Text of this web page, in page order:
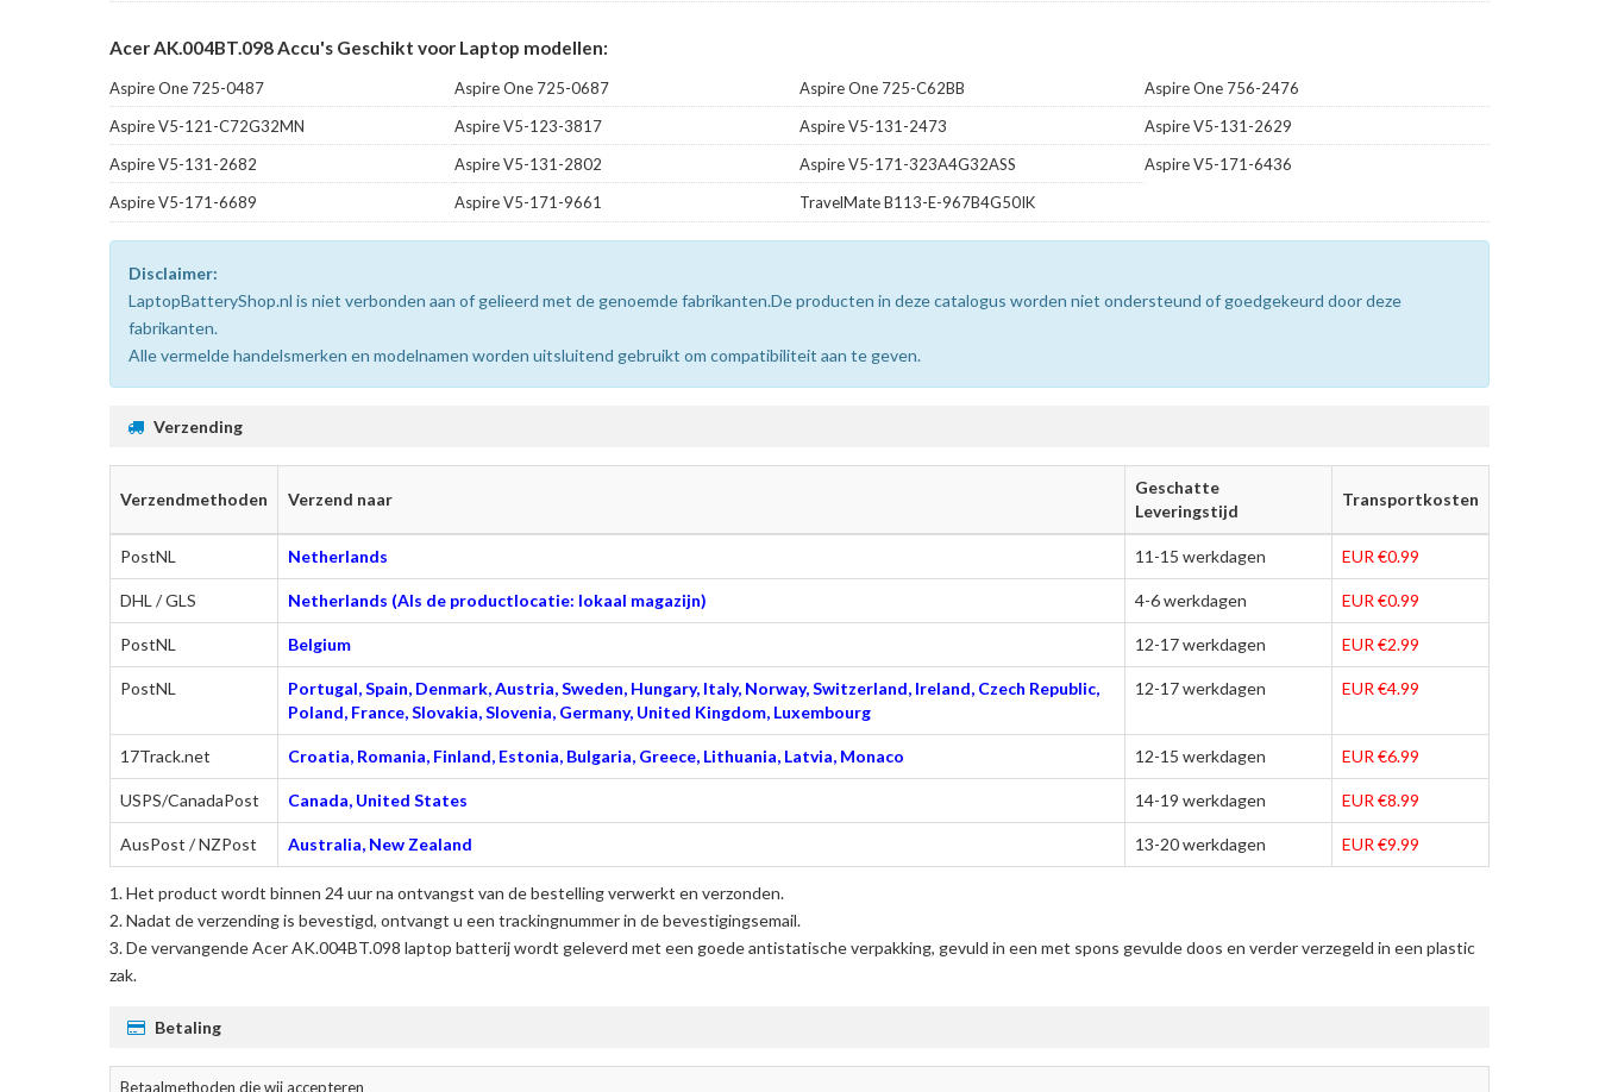
Acer AK.004BT.098 Accu's Geschikt voor Laptop modellen:
Aspire One 725-0487 Aspire One 725-0687 Aspire One 725-C62BB
Aspire One 756-2476
Aspire V5-121-C72G32MN
Aspire V5-123-3817 Aspire V5-131-2473
Aspire V5-131-2629
Aspire V5-131-2682
Aspire V5-131-2802 Aspire V5-171-323A4G32ASS
Aspire V5-171-6436
Aspire V5-171-6689
Aspire V5-171-9661 TravelMate B113-E-967B4G50IK
Disclaimer:
LaptopBatteryShop.nl is niet verbonden aan of gelieerd met de genoemde fabrikanten.De producten in deze catalogus worden niet ondersteund of goedgekeurd door deze
fabrikanten.
Alle vermelde handelsmerken en modelnamen worden uitsluitend gebruikt om compatibiliteit aan te geven.
Verzending
Verzendmethoden Verzend naar
Geschatte
Leveringstijd
Transportkosten
PostNL Netherlands 11-15 werkdagen EUR €0.99
DHL / GLS Netherlands (Als de productlocatie: lokaal magazijn) 4-6 werkdagen EUR €0.99
PostNL Belgium 12-17 werkdagen EUR €2.99
PostNL
Portugal, Spain, Denmark, Austria, Sweden, Hungary, Italy, Norway, Switzerland, Ireland, Czech Republic,
Poland, France, Slovakia, Slovenia, Germany, United Kingdom, Luxembourg
12-17 werkdagen EUR €4.99
17Track.net Croatia, Romania, Finland, Estonia, Bulgaria, Greece, Lithuania, Latvia, Monaco 12-15 werkdagen EUR €6.99
USPS/CanadaPost Canada, United States 14-19 werkdagen EUR €8.99
AusPost / NZPost Australia, New Zealand 13-20 werkdagen EUR €9.99
Het product wordt binnen 24 uur na ontvangst van de bestelling verwerkt en verzonden.
Nadat de verzending is bevestigd, ontvangt u een trackingnummer in de bevestigingsemail.
Devervangende Acer AK.004BT.098 laptop batterijwordt geleverd met een goede antistatische verpakking, gevuld in een met spons gevulde doos en verder verzegeld in een plastic
zak.
Betaling
Betaalmethoden die wij accepteren